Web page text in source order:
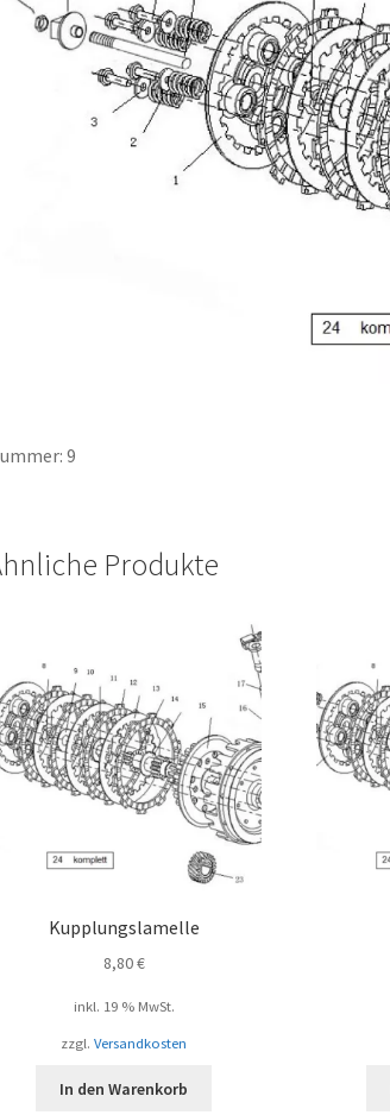
9
Produkte
Kupplungslamelle
8,80€
inkl. 19 % MwSt.
zzgl.Versandkosten
In den Warenkorb